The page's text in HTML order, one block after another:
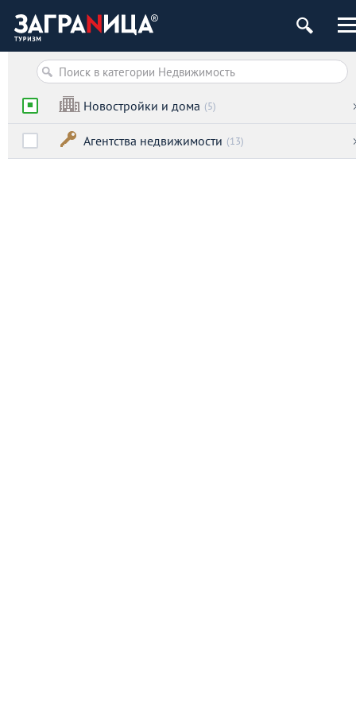
Новостройки и дома (5)
Агентства недвижимости (13)